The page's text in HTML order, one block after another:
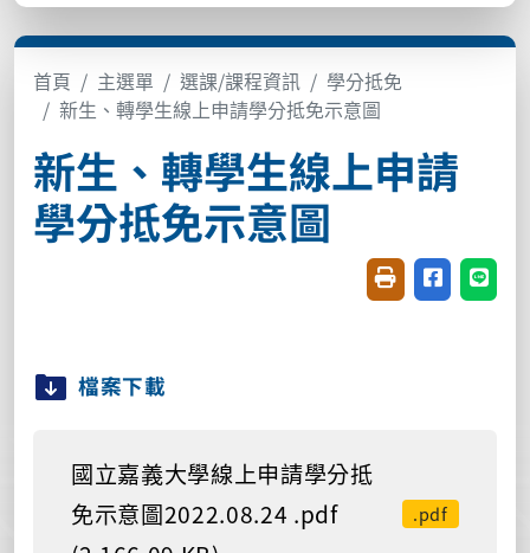
首頁 主選單 選課/課程資訊
學分抵免
新生、轉學生線上申請學分抵免示意圖
新生、轉學生線上申請
學分抵免示意圖
友善列印(開新視
分享至臉書
分享
檔案下載
國立嘉義大學線上申請學分抵
免示意圖2022.08.24 .pdf
.pdf